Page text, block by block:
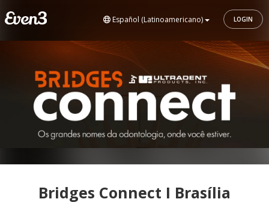
Español (Latinoamericano) LOGIN
Bridges Connect I Brasília